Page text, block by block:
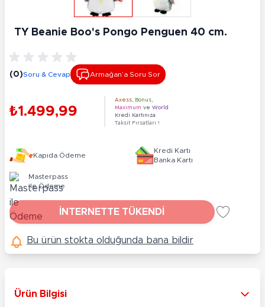
TY Beanie Boo's Pongo Penguen 40 cm.
(0)Soru & Cevap Armağan’a Soru Sor
₺1.499,99
Axess Bonus
Maximum ve World
Kredi Kartınıza
Taksit Fırsatları !
Kapıda Ödeme
Kredi Kartı
Banka Kartı
Masterpass
ile Ödeme
İNTERNETTE TÜKENDİ
Bu ürün stokta olduğunda bana bildir
Ürün Bilgisi